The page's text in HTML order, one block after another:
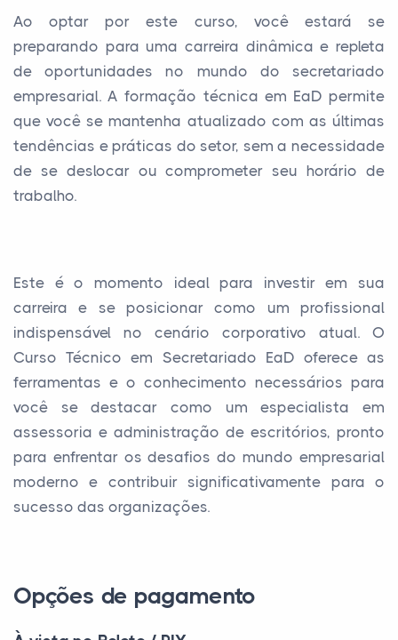
Ao optar por este curso, você estará se
preparando para uma carreira dinâmica e repleta
de oportunidades no mundo do secretariado
empresarial. A formação técnica em EaD permite
que você se mantenha atualizado com as últimas
tendências e práticas do setor, sem a necessidade
de se deslocar ou comprometer seu horário de
trabalho.
Este é o momento ideal para investir em sua
carreira e se posicionar como um profissional
indispensável no cenário corporativo atual. O
Curso Técnico em Secretariado EaD oferece as
ferramentas e o conhecimento necessários para
você se destacar como um especialista em
assessoria e administração de escritórios, pronto
para enfrentar os desafios do mundo empresarial
moderno e contribuir significativamente para o
sucesso das organizações.
Opções de pagamento